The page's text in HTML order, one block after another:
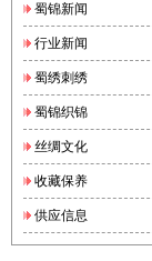
蜀锦新闻
行业新闻
蜀绣刺绣
蜀锦织锦
丝绸文化
收藏保养
供应信息